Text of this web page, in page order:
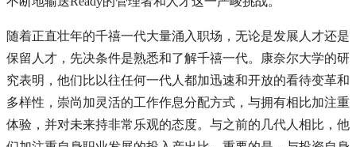
随着正直壮年的千禧一代大量涌入职场，无论是发展人才还是
保留人才，先决条件是熟悉和了解千禧一代。康奈尔大学的研
究表明，他们比以往任何一代人都加迅速和开放的看待变革和
多样性，崇尚加灵活的工作作息分配方式，与拥有相比加注重
体验，并对未来持非常乐观的态度。与之前的几代人相比，他